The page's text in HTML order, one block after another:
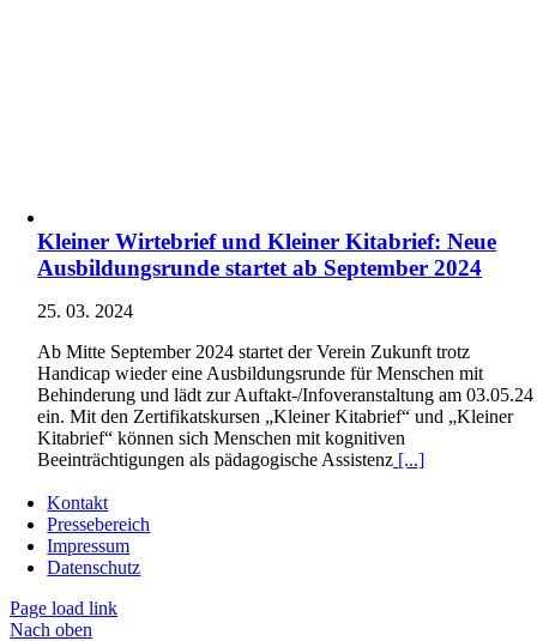
Kleiner Wirtebrief und Kleiner Kitabrief: Neue
Ausbildungsrunde startet ab September 2024
25. 03. 2024
Ab Mitte September 2024 startet der Verein Zukunft trotz
Handicap wieder eine Ausbildungsrunde für Menschen mit
Behinderung und lädt zur Auftakt-/Infoveranstaltung am 03.05.24
ein. Mit den Zertifikatskursen „Kleiner Kitabrief“ und „Kleiner
Kitabrief“ können sich Menschen mit kognitiven
Beeinträchtigungen als pädagogische Assistenz [...]
Kontakt
Pressebereich
Impressum
Datenschutz
Page load link
Nach oben